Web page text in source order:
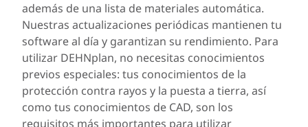
además de una lista de materiales automática.
Nuestras actualizaciones periódicas mantienen tu
software al día y garantizan su rendimiento. Para
utilizar DEHNplan, no necesitas conocimientos
previos especiales: tus conocimientos de la
protección contra rayos y la puesta a tierra, así
como tus conocimientos de CAD, son los
requisitos más importantes para utilizar